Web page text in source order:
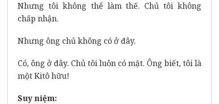
Nhưng tôi không thể làm thế. Chủ tôi không
chấp nhận.
Nhưng ông chủ không có ở đây.
Có, ông ở đây. Chủ tôi luôn có mặt. Ông biết, tôi là
một Kitô hữu!
Suy niệm: